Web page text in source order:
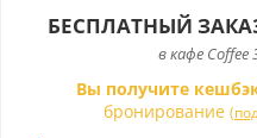
БЕСПЛАТНЫЙ
в кафе Coffee
Вы получите
бронирование (